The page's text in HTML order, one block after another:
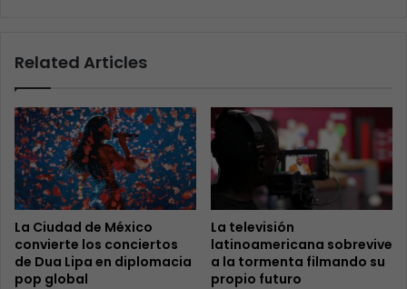
Related Articles
La Ciudad de México
convierte los conciertos
de Dua Lipa en diplomacia
pop global
La televisión
latinoamericana sobrevive
a la tormenta filmando su
propio futuro